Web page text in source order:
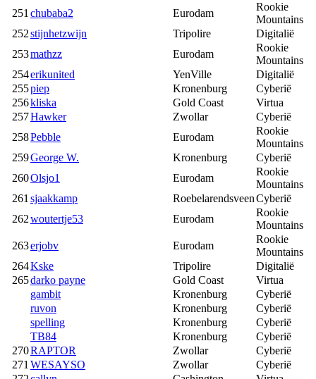
251chubaba2 Eurodam
Rookie
Mountains
252stijnhetzwijn Tripolire
Digitalië
253mathzz Eurodam
Rookie
Mountains
254erikunited YenVille
Digitalië
255piep Kronenburg
Cyberië
256kliska Gold Coast
Virtua
257Hawker Zwollar
Cyberië
258Pebble Eurodam
Rookie
Mountains
259George W. Kronenburg
Cyberië
260Olsjo1 Eurodam
Rookie
Mountains
261sjaakkamp RoebelarendsveenCyberië
262woutertje53 Eurodam
Rookie
Mountains
263erjobv Eurodam
Rookie
Mountains
264Kske Tripolire
Digitalië
265darko payne Gold Coast
Virtua
gambit
Kronenburg
Cyberië
ruvon
Kronenburg
Cyberië
spelling
Kronenburg
Cyberië
TB84
Kronenburg
Cyberië
270RAPTOR Zwollar
Cyberië
271WESAYSO Zwollar
Cyberië